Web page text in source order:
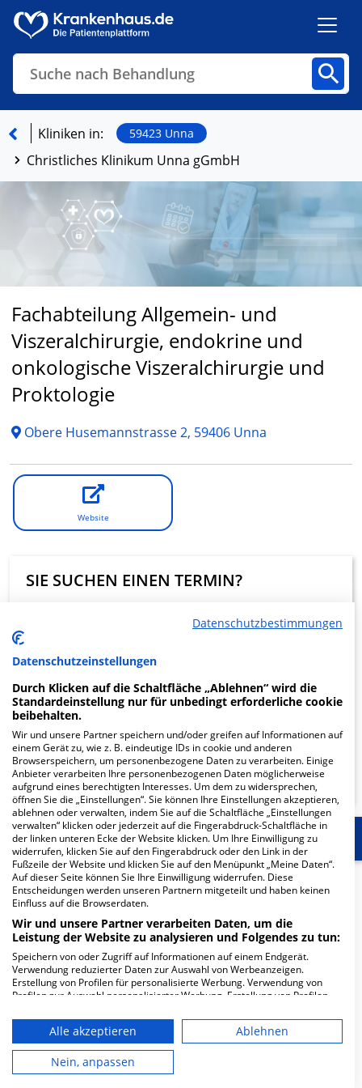
Suche nach Behandlung
Finden
Kliniken in: 59423 Unna
Christliches Klinikum Unna gGmbH
Fachabteilung Allgemein- und
Viszeralchirurgie, endokrine und
onkologische Viszeralchirurgie und
Proktologie
Obere Husemannstrasse 2, 59406 Unna
Website
SIE SUCHEN EINEN TERMIN?
Beratung und Kontakt
KLINIKEN FINDEN
Start Für die Klinik Weitere Fachabteilungen
Herzlich Willkommen
Christliches Klinikum Unna gGmbH in der Obere
Husemannstrasse 2 ist ein mittelgroßes Krankenhaus in
Unna. Mit einer Kapazität von 392 Betten werden in den
spezialisierten Fachabteilungen pro Jahr etwa 17.356
Weiterlesen
Besuchszeiten
Datenschutzbestimmungen
Datenschutzeinstellungen
Durch Klicken auf die Schaltfläche „Ablehnen“ wird die
Standardeinstellung nur für unbedingt erforderliche cookie
beibehalten.
Wir und unsere Partner speichern und/oder greifen auf Informationen auf
einem Gerät zu, wie z. B. eindeutige IDs in cookie und anderen
Browserspeichern, um personenbezogene Daten zu verarbeiten. Einige
Anbieter verarbeiten Ihre personenbezogenen Daten möglicherweise
aufgrund eines berechtigten Interesses. Um dem zu widersprechen,
öffnen Sie die „Einstellungen“. Sie können Ihre Einstellungen akzeptieren,
ablehnen oder verwalten, indem Sie auf die Schaltfläche „Einstellungen
verwalten“ klicken oder jederzeit auf die Fingerabdruck-Schaltfläche in
der linken unteren Ecke der Website klicken. Um Ihre Einwilligung zu
widerrufen, klicken Sie auf den Fingerabdruck oder den Link in der
Fußzeile der Website und klicken Sie auf den Menüpunkt „Meine Daten“.
Auf dieser Seite können Sie Ihre Einwilligung widerrufen. Diese
Entscheidungen werden unseren Partnern mitgeteilt und haben keinen
Einfluss auf die Browserdaten.
Wir und unsere Partner verarbeiten Daten, um die
Leistung der Website zu analysieren und Folgendes zu tun:
Speichern von oder Zugriff auf Informationen auf einem Endgerät.
Verwendung reduzierter Daten zur Auswahl von Werbeanzeigen.
Erstellung von Profilen für personalisierte Werbung. Verwendung von
Profilen zur Auswahl personalisierter Werbung. Erstellung von Profilen
personalisierter Inhalte. Messung der Werbeleistung. Messung der
Performance von Inhalten. Analyse von Zielgruppen durch Statistiken
oder Kombinationen von Daten aus verschiedenen Quellen. Entwicklung
und Verbesserung der Angebote. Verwendung reduzierter Daten zur
Auswahl von Inhalten.
Alle akzeptieren
Ablehnen
Nein, anpassen